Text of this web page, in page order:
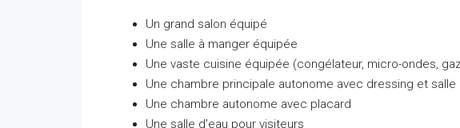
Un grand salon équipé
Une salle à manger équipée
Une vaste cuisine équipée (congélateur, micro-ondes,
Une chambre principale autonome avec dressing et salle
Une chambre autonome avec placard
Une salle d’eau pour visiteurs